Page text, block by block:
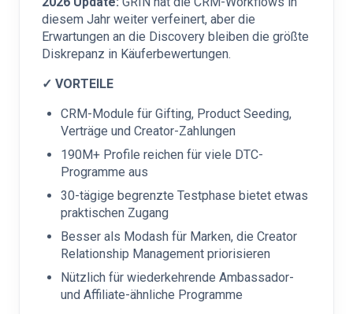
diesem Jahr weiter verfeinert, aber die
Erwartungen an die Discovery bleiben die größte
Diskrepanz in Käuferbewertungen.
✓ VORTEILE
CRM-Module für Gifting, Product Seeding,
Verträge und Creator-Zahlungen
190M+ Profile reichen für viele DTC-
Programme aus
30-tägige begrenzte Testphase bietet etwas
praktischen Zugang
Besser als Modash für Marken, die Creator
Relationship Management priorisieren
Nützlich für wiederkehrende Ambassador-
und Affiliate-ähnliche Programme